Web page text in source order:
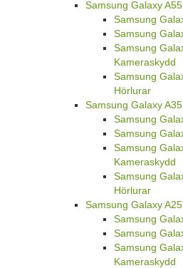
Samsung Galaxy A55
Samsung
Samsung
Samsung
Kameraskydd
Samsung
Hörlurar
Samsung Galaxy A35
Samsung
Samsung
Samsung
Kameraskydd
Samsung
Hörlurar
Samsung Galaxy A25
Samsung
Samsung
Samsung
Kameraskydd